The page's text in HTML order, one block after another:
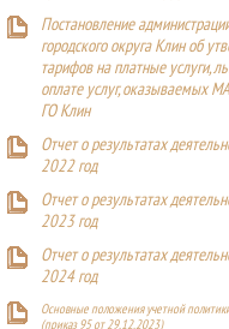
Постановление
городского округа Клин об
тарифов на платные услуги,
оплате услуг, оказываемых
ГО Клин
Отчет о результатах
2022 год
Отчет о результатах
2023 год
Отчет о результатах
2024 год
Основные положения учетной
(приказ 95 от 29.12.2023)